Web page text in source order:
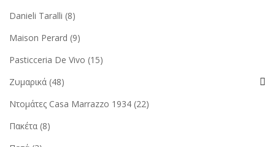
Danieli Taralli (8)
Maison Perard (9)
Pasticceria De Vivo (15)
Ζυμαρικά (48)
Ντομάτες Casa Marrazzo 1934 (22)
Πακέτα (8)